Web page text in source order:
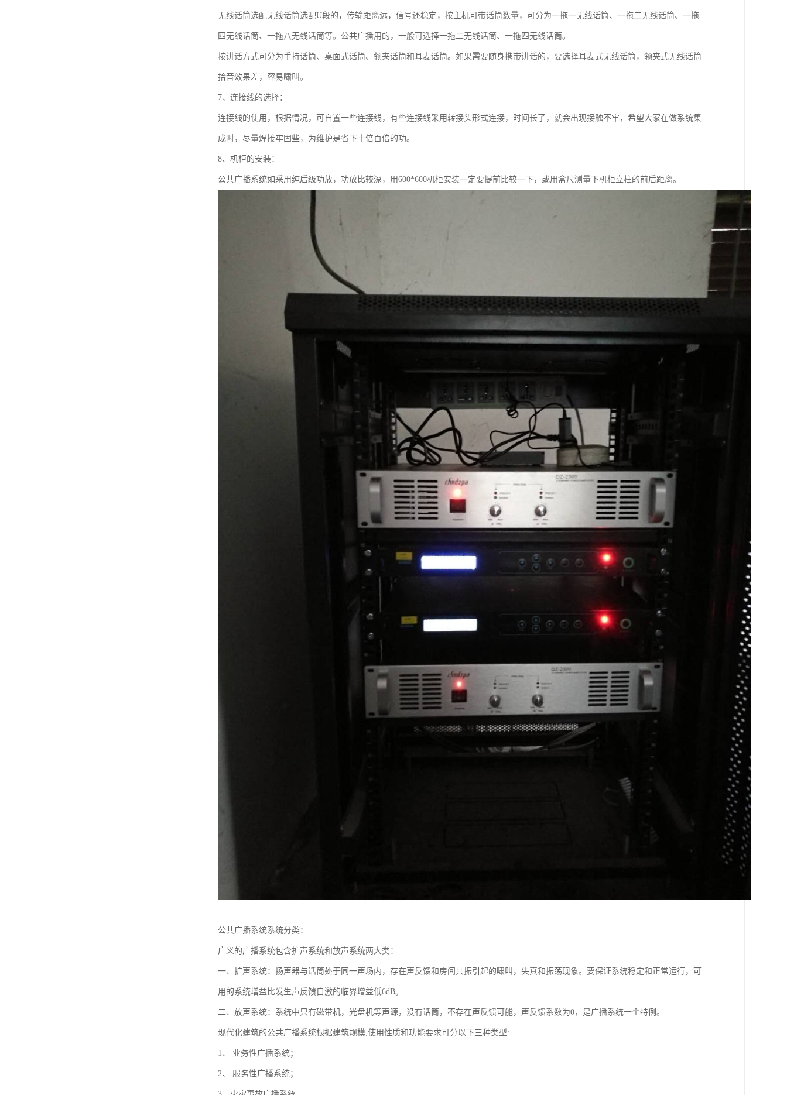
无线话筒选配无线话筒选配U段的，传输距离远，信号还稳定，按主机可带话筒数量，可分为一拖一无线话筒、一拖二无线话筒、一拖
四无线话筒、一拖八无线话筒等。公共广播用的，一般可选择一拖二无线话筒、一拖四无线话筒。
按讲话方式可分为手持话筒、桌面式话筒、领夹话筒和耳麦话筒。如果需要随身携带讲话的，要选择耳麦式无线话筒，领夹式无线话筒
拾音效果差，容易啸叫。
7、连接线的选择：
连接线的使用，根据情况，可自置一些连接线，有些连接线采用转接头形式连接，时间长了，就会出现接触不牢，希望大家在做系统集
成时，尽量焊接牢固些，为维护是省下十倍百倍的功。
8、机柜的安装：
公共广播系统如采用纯后级功放，功放比较深，用600*600机柜安装一定要提前比较一下，或用盒尺测量下机柜立柱的前后距离。
公共广播系统系统分类：
广义的广播系统包含扩声系统和放声系统两大类：
一、扩声系统：扬声器与话筒处于同一声场内，存在声反馈和房间共振引起的啸叫，失真和振荡现象。要保证系统稳定和正常运行，可
用的系统增益比发生声反馈自激的临界增益低6dB。
二、放声系统：系统中只有磁带机，光盘机等声源，没有话筒，不存在声反馈可能，声反馈系数为0，是广播系统一个特例。
现代化建筑的公共广播系统根据建筑规模,使用性质和功能要求可分以下三种类型:
1、 业务性广播系统；
2、 服务性广播系统；